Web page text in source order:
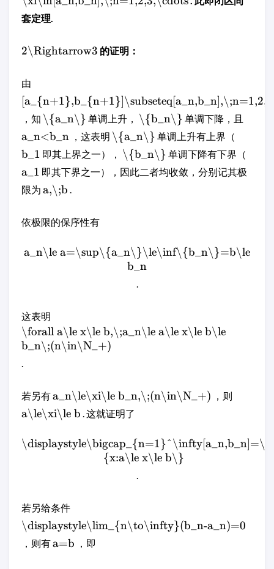
套定理.
2\Rightarrow3 的证明：
由
，知 \{a_n\} 单调上升， \{b_n\} 单调下降，且
a_n<b_n ，这表明 \{a_n\} 单调上升有上界（
b_1 即其上界之一）， \{b_n\} 单调下降有下界（
a_1 即其下界之一），因此二者均收敛，分别记其极
限为 a,\;b .
依极限的保序性有
a_n\le a=\sup\{a_n\}\le\inf\{b_n\}=b\le
b_n
.
这表明
\forall a\le x\le b,\;a_n\le a\le x\le b\le
b_n\;(n\in\N_+)
.
若另有a_n\le\xi\le b_n,\;(n\in\N_+) ，则
a\le\xi\le b . 这就证明了
\displaystyle\bigcap_{n=1}^\infty[a_n,b_n]=\
{x:a\le x\le b\}
.
若另给条件
\displaystyle\lim_{n\to\infty}(b_n-a_n)=0
，则有a=b ，即